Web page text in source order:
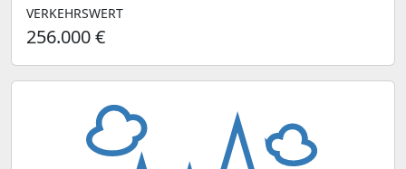
VERKEHRSWERT
256.000 €